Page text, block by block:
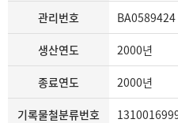
관리번호 BA0589424
생산연도 2000년
종료연도 2000년
기록물철분류번호